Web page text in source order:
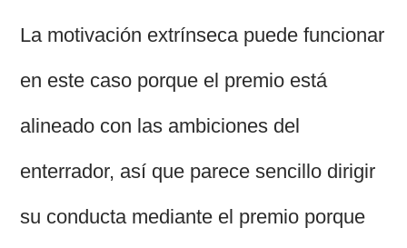
La motivación extrínseca puede funcionar
en este caso porque el premio está
alineado con las ambiciones del
enterrador, así que parece sencillo dirigir
su conducta mediante el premio porque